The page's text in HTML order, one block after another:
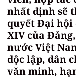
nhất định sẽ
quyết Đại hội
XIV của
nước Việt
độc lập, dân
văn minh,